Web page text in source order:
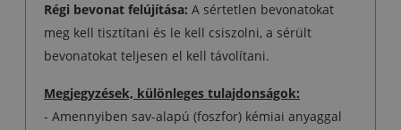
Régi bevonat felújítása: A sértetlen bevonatokat
meg kell tisztítani és le kell csiszolni, a sérült
bevonatokat teljesen el kell távolítani.
Megjegyzések, különleges tulajdonságok:
- Amennyiben sav-alapú (foszfor) kémiai anyaggal